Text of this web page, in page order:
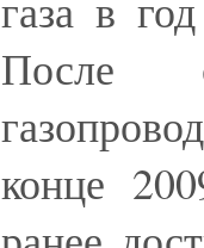
После
конце